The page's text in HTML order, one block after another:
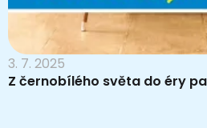
3. 7. 2025
Z černobílého světa do éry